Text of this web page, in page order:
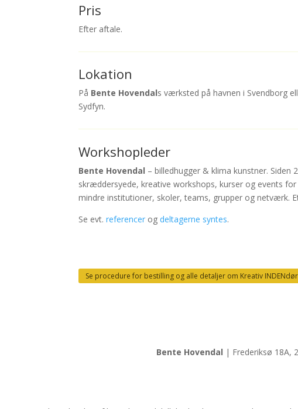
Pris
Efter aftale.
Lokation
På Bente Hovendals værksted på havnen i Svendborg
Sydfyn.
Workshopleder
Bente Hovendal – billedhugger & klima kunstner. Siden
skræddersyede, kreative workshops, kurser og events
mindre institutioner, skoler, teams, grupper og netværk.
Se evt.referencer ogdeltagerne syntes.
Se procedure for bestilling og alle detaljer om Kreativ
Bente Hovendal | Frederiksø 18A,